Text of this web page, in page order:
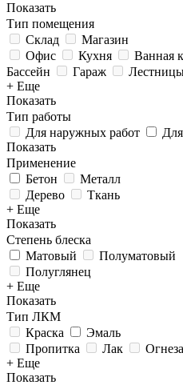
Показать
Тип помещения
Склад
Магазин
Офис
Кухня Ванная
Бассейн
Гараж
+ Еще
Показать
Тип работы
Для наружных работ
Показать
Применение
Бетон
Металл
Дерево
Ткань
+ Еще
Показать
Степень блеска
Матовый
Полуматовый
Полуглянец
+ Еще
Показать
Тип ЛКМ
Краска
Эмаль
Пропитка
Лак
+ Еще
Показать